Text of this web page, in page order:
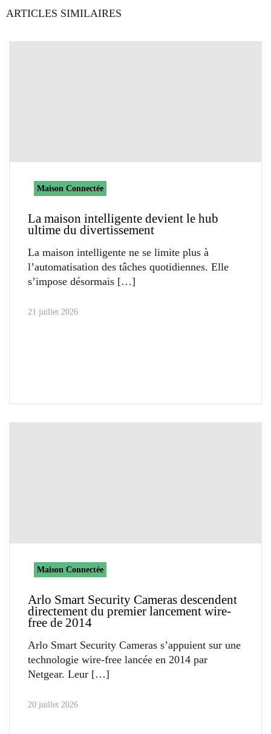
ARTICLES SIMILAIRES
Maison Connectée
La maison intelligente devient le hub
ultime du divertissement
La maison intelligente ne se limite plus à
l’automatisation des tâches quotidiennes. Elle
s’impose désormais
21 juillet 2026
Maison Connectée
Arlo Smart Security Cameras descendent
directement du premier lancement wire-
free de 2014
Arlo Smart Security Cameras s’appuient sur une
technologie wire-free lancée en 2014 par
Netgear. Leur
20 juillet 2026